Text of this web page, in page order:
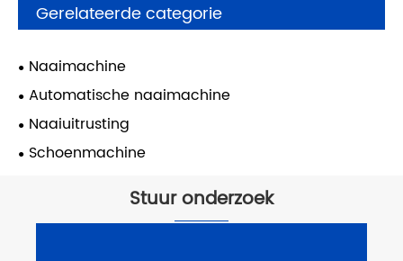
Gerelateerde categorie
Naaimachine
Automatische naaimachine
Naaiuitrusting
Schoenmachine
Stuur onderzoek